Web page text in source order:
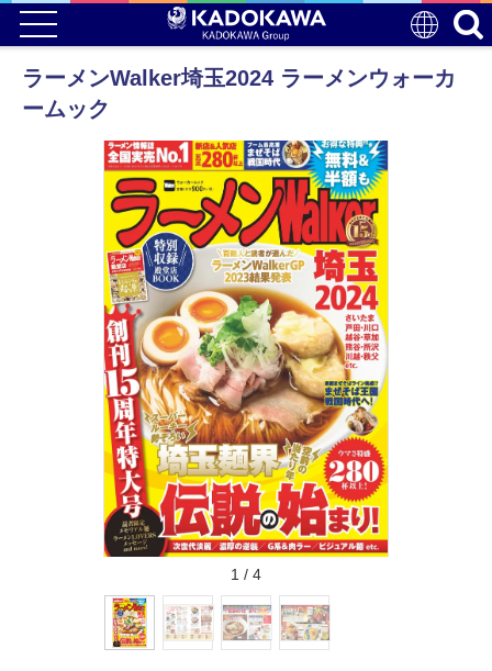
ラーメンWalker埼玉2024 ラーメンウォーカ
ームック
1 / 4